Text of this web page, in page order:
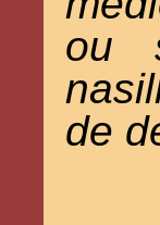
ou
de